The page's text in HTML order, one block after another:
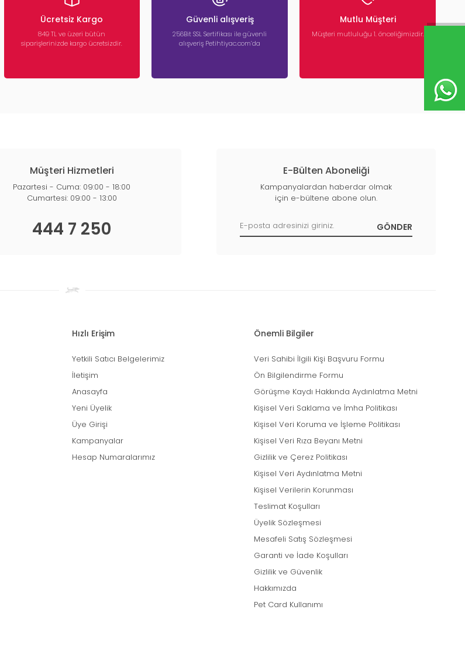
Ücretsiz Kargo
849 TL ve üzeri bütün
siparişlerinizde kargo ücretsizdir.
Güvenli alışveriş
256Bit SSL Sertifikası ile güvenli
alışveriş Petihtiyac.com’da
Mutlu Müşteri
Müşteri mutluluğu 1. önceliğimizdir.
Müşteri Hizmetleri
Pazartesi - Cuma: 09:00 - 18:00
Cumartesi: 09:00 - 13:00
444 7 250
E-Bülten Aboneliği
Kampanyalardan haberdar olmak
için e-bültene abone olun.
Hızlı Erişim
Yetkili Satıcı Belgelerimiz
İletişim
Anasayfa
Yeni Üyelik
Üye Girişi
Kampanyalar
Hesap Numaralarımız
Önemli Bilgiler
Veri Sahibi İlgili Kişi Başvuru Formu
Ön Bilgilendirme Formu
Görüşme Kaydı Hakkında Aydınlatma Metni
Kişisel Veri Saklama ve İmha Politikası
Kişisel Veri Koruma ve İşleme Politikası
Kişisel Veri Rıza Beyanı Metni
Gizlilik ve Çerez Politikası
Kişisel Veri Aydınlatma Metni
Kişisel Verilerin Korunması
Teslimat Koşulları
Üyelik Sözleşmesi
Mesafeli Satış Sözleşmesi
Garanti ve İade Koşulları
Gizlilik ve Güvenlik
Hakkımızda
Pet Card Kullanımı